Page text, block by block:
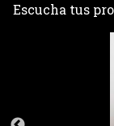
Escucha tus